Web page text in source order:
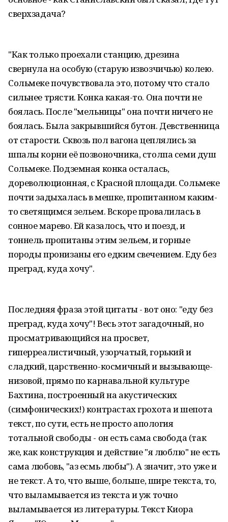
сверхзадача?
"Как только проехали станцию, дрезина
свернула на особую (старую извозчичью) колею.
Сольмеке почувствовала это, потому что стало
сильнее трясти. Конка какая-то. Она почти не
боялась. После "мельницы" она почти ничего не
боялась. Была закрывшийся бутон. Девственница
от старости. Сквозь пол вагона цеплялись за
шпалы корни её позвоночника, столпа семи душ
Сольмеке. Подземная конка осталась,
дореволюционная, с Красной площади. Сольмеке
почти задыхалась в мешке, пропитанном каким-
то светящимся зельем. Вскоре провалилась в
сонное марево. Ей казалось, что и поезд, и
тоннель пропитаны этим зельем, и горные
породы пронизаны его едким свечением. Еду без
преград, куда хочу".
Последняя фраза этой цитаты - вот оно: "еду без
преград, куда хочу"! Весь этот загадочный, но
просматривающийся на просвет,
гиперреалистичный, узорчатый, горький и
сладкий, царственно-космичный и вызывающе-
низовой, прямо по карнавальной культуре
Бахтина, построенный на акустических
(симфонических!) контрастах грохота и шепота
текст, по сути, есть не просто апология
тотальной свободы - он есть сама свобода (так
же, как конструкция и действие "я люблю" не есть
сама любовь, "аз есмь любы"). А значит, это уже и
не текст. А то, что выше, больше, шире текста, то,
что выламывается из текста и уж точно
выламывается из литературы. Текст Киора